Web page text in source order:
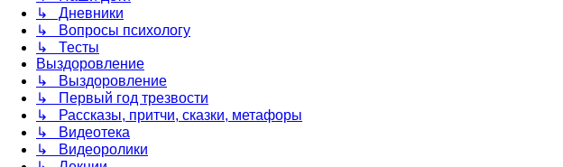
↳ Дневники
↳ Вопросы психологу
↳ Тесты
Выздоровление
↳ Выздоровление
↳ Первый год трезвости
↳ Рассказы, притчи, сказки, метафоры
↳ Видеотека
↳ Видеоролики